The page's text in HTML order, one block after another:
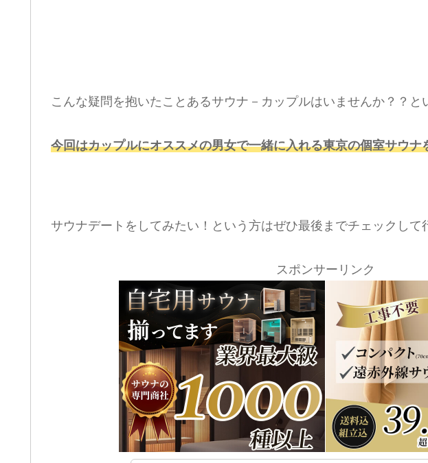
こんな疑問を抱いたことあるサウナ－カップルはいませんか？？と
今回はカップルにオススメの男女で一緒に入れる東京の個室サウナ
サウナデートをしてみたい！という方はぜひ最後までチェックして
スポンサーリンク